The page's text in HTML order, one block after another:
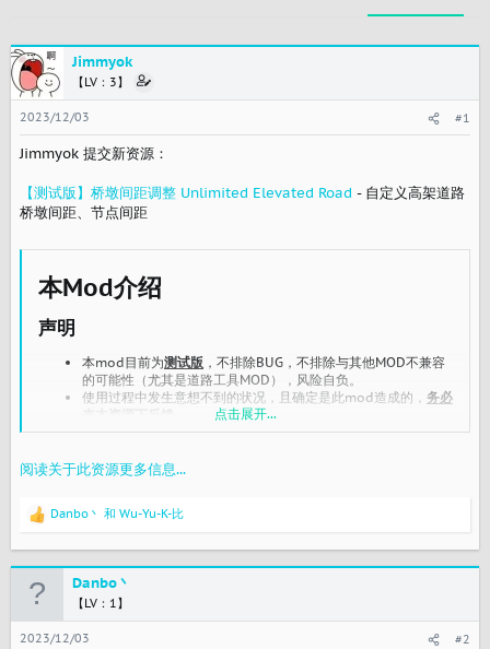
Jimmyok
【LV：3】
2023/12/03 #1
Jimmyok 提交新资源：
【测试版】桥墩间距调整 Unlimited Elevated Road - 自定义高架道路
桥墩间距、节点间距
本Mod介绍​
声明​
本mod目前为测试版 ，不排除BUG，不排除与其他MOD不兼容
的可能性（尤其是道路工具MOD），风险自负。
使用过程中发生意想不到的状况，且确定是此mod造成的， 务必
游戏版本1.0.15f1默认为80m
本mod默认为200m
自定义道路（一般道路、高速、人行道、公交道路、铁轨）节点
间距
本mod默认为16000m
点击展开...
阅读关于此资源更多信息...
反
：
Danbo丶 和 Wu-Yu-K-比
Danbo丶
【LV：1】
2023/12/03 #2